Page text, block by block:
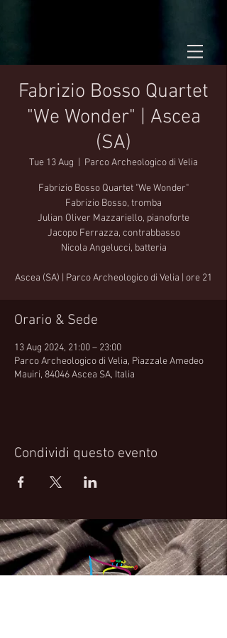
Fabrizio Bosso Quartet
"We Wonder" | Ascea
(SA)
Tue 13 Aug Parco Archeologico di Velia
Fabrizio Bosso Quartet "We Wonder"
Fabrizio Bosso, tromba
Julian Oliver Mazzariello, pianoforte
Jacopo Ferrazza, contrabbasso
Nicola Angelucci, batteria
Ascea (SA) | Parco Archeologico di Velia | ore 21
Orario & Sede
13 Aug 2024, 21:00 – 23:00
Parco Archeologico di Velia, Piazzale Amedeo
Mauiri, 84046 Ascea SA, Italia
Condividi questo evento